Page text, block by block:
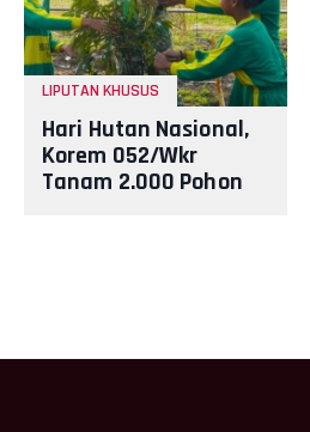
LIPUTAN KHUSUS
Hari Hutan Nasional,
Korem 052/Wkr
Tanam 2.000 Pohon